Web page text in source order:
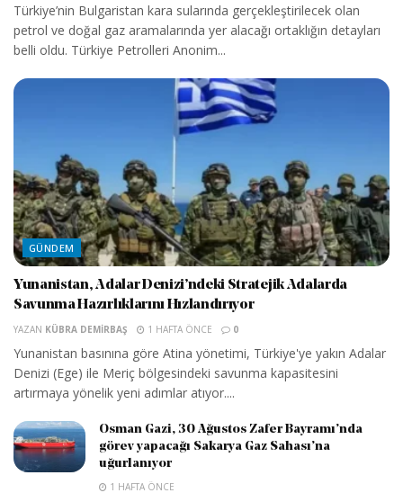
Türkiye’nin Bulgaristan kara sularında gerçekleştirilecek olan
petrol ve doğal gaz aramalarında yer alacağı ortaklığın detayları
belli oldu. Türkiye Petrolleri Anonim...
GÜNDEM
Yunanistan, Adalar Denizi’ndeki Stratejik Adalarda
Savunma Hazırlıklarını Hızlandırıyor
YAZAN KÜBRA DEMIRBAŞ 1 HAFTA ÖNCE 0
Yunanistan basınına göre Atina yönetimi, Türkiye'ye yakın Adalar
Denizi (Ege) ile Meriç bölgesindeki savunma kapasitesini
artırmaya yönelik yeni adımlar atıyor....
Osman Gazi, 30 Ağustos Zafer Bayramı’nda
görev yapacağı Sakarya Gaz Sahası’na
uğurlanıyor
1 HAFTA ÖNCE